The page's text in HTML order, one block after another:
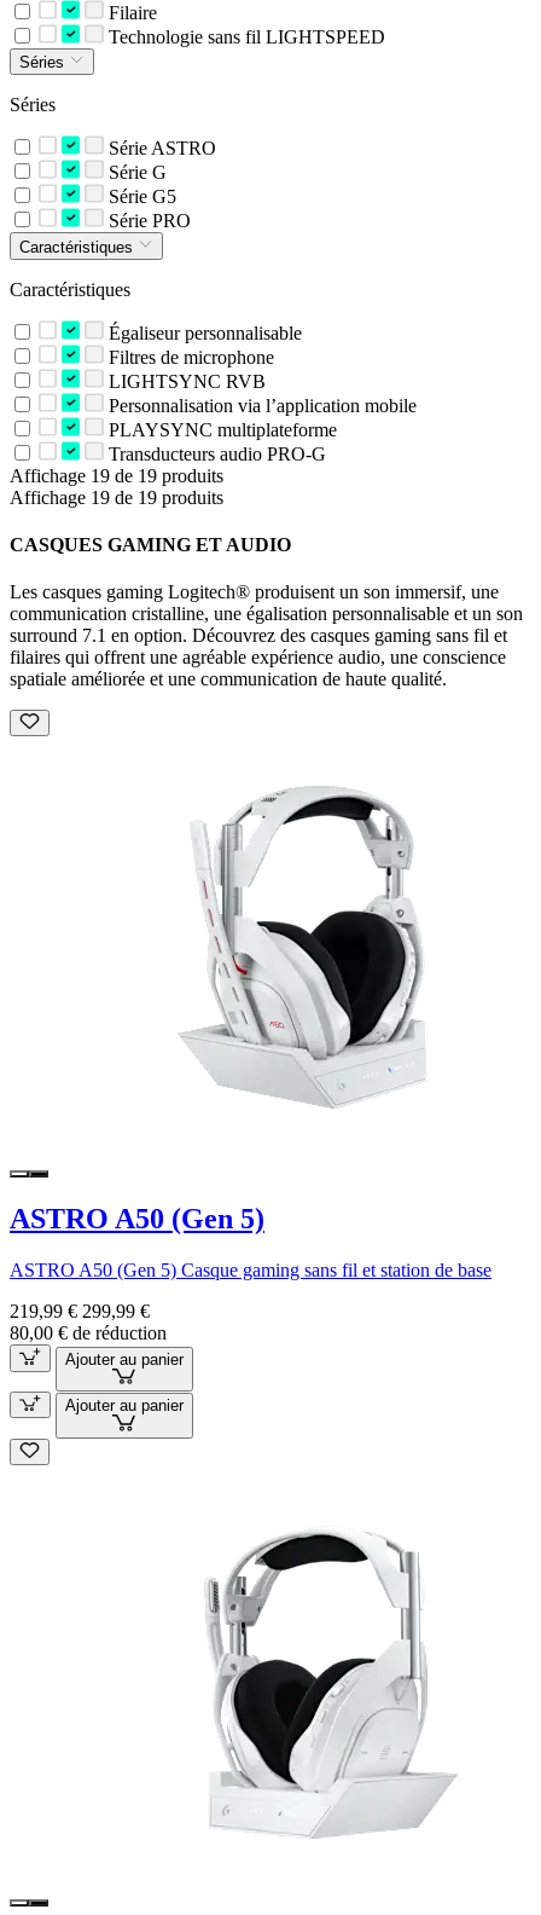
Filaire
Technologie sans fil LIGHTSPEED
Séries
Séries
Série ASTRO
Série G
Série G5
Série PRO
Caractéristiques
Caractéristiques
Égaliseur personnalisable
Filtres de microphone
LIGHTSYNC RVB
Personnalisation via l’application mobile
PLAYSYNC multiplateforme
Transducteurs audio PRO-G
Affichage 19 de 19 produits
Affichage 19 de 19 produits
CASQUES GAMING ET AUDIO
Les casques gaming Logitech® produisent un son immersif, une
communication cristalline, une égalisation personnalisable et un son
surround 7.1 en option. Découvrez des casques gaming sans fil et
filaires qui offrent une agréable expérience audio, une conscience
spatiale améliorée et une communication de haute qualité.
ASTRO A50 (Gen 5)
ASTRO A50 (Gen 5) Casque gaming sans fil et station de base
219,99 € 299,99 €
80,00 € de réduction
Ajouter au panier
Ajouter au panier